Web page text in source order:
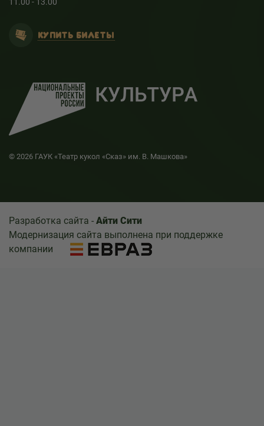
КУПИТЬ БИЛЕТЫ
© 2026 ГАУК «Театр кукол «Сказ» им. В. Машкова»
Разработка сайта - Айти Сити
Модернизация сайта выполнена при поддержке
компании